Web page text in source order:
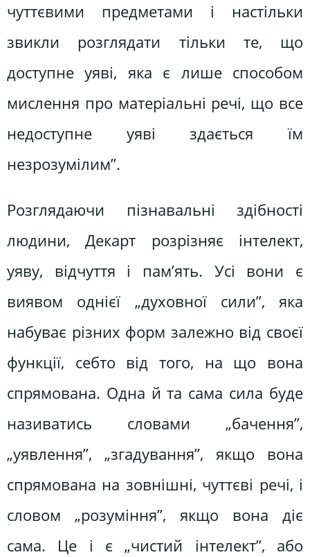
чуттєвими предметами і настільки
звикли розглядати тільки те, що
доступне уяві, яка є лише способом
мислення про матеріальні речі, що все
недоступне уяві здається їм
незрозумілим”.
Розглядаючи пізнавальні здібності
людини, Декарт розрізняє інтелект,
уяву, відчуття і пам’ять. Усі вони є
виявом однієї „духовної сили”, яка
набуває різних форм залежно від своєї
функції, себто від того, на що вона
спрямована. Одна й та сама сила буде
називатись словами „бачення”,
„уявлення”, „згадування”, якщо вона
спрямована на зовнішні, чуттєві речі, і
словом „розуміння”, якщо вона діє
сама. Це і є „чистий інтелект”, або